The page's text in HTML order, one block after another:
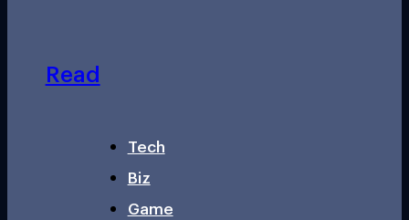
Read
Tech
Biz
Game